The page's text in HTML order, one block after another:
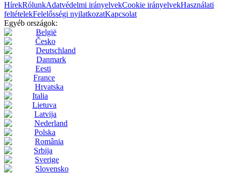
HírekRólunkAdatvédelmi irányelvekCookie irányelvekHasználati
feltételekFelelősségi nyilatkozatKapcsolat
Egyéb országok:
België
Česko
Deutschland
Danmark
Eesti
France
Hrvatska
Italia
Lietuva
Latvija
Nederland
Polska
România
Srbija
Sverige
Slovensko